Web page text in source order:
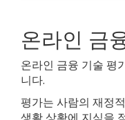
온라인 금
온라인 금융 기술 평
니다.
평가는 사람의 재정